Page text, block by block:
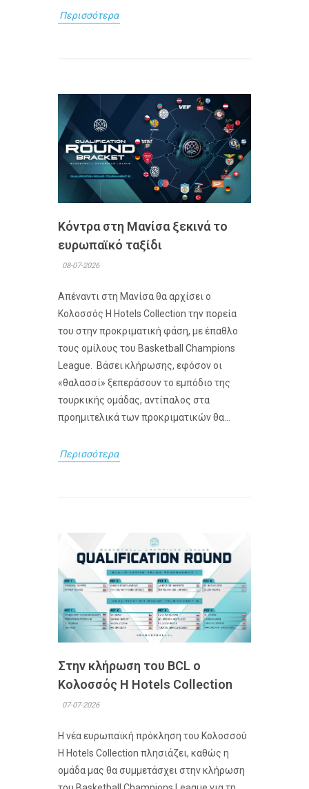
Περισσότερα
Κόντρα στη Μανίσα ξεκινά το
ευρωπαϊκό ταξίδι
08-07-2026
Απέναντι στη Μανίσα θα αρχίσει ο
Κολοσσός H Hotels Collection την πορεία
του στην προκριματική φάση, με έπαθλο
τους ομίλους του Basketball Champions
League. Βάσει κλήρωσης, εφόσον οι
«θαλασσί» ξεπεράσουν το εμπόδιο της
τουρκικής ομάδας, αντίπαλος στα
προημιτελικά των προκριματικών θα...
Περισσότερα
Στην κλήρωση του BCL ο
Κολοσσός H Hotels Collection
07-07-2026
Η νέα ευρωπαϊκή πρόκληση του Κολοσσού
H Hotels Collection πλησιάζει, καθώς η
ομάδα μας θα συμμετάσχει στην κλήρωση